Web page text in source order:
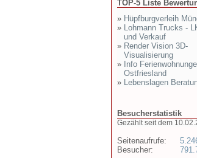
TOP-5 Liste
» Hüpfburgverleih
» Lohmann Trucks -
und Verkauf
» Render Vision 3D-
Visualisierung
» Info
Ostfriesland
» Lebenslagen
Besucherstatistik
Gezählt seit dem
Seitenaufrufe:
Besucher: